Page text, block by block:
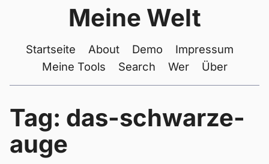
Meine Welt
Startseite About Demo
Impressum
Meine Tools
Search Wer Über
Tag: das-schwarze-
auge